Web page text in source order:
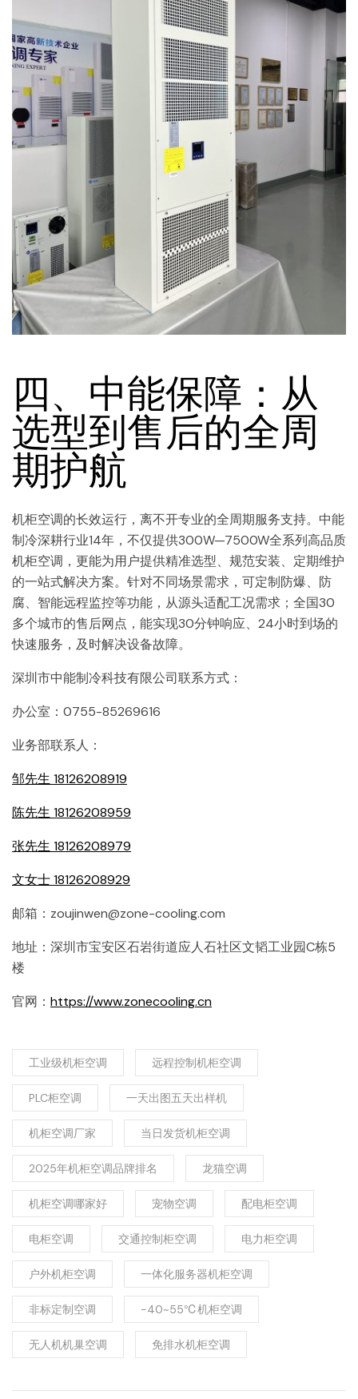
四、中能保障：从
选型到售后的全周
期护航
机柜空调的长效运行，离不开专业的全周期服务支持。中能
制冷深耕行业14年，不仅提供300W—7500W全系列高品质
机柜空调，更能为用户提供精准选型、规范安装、定期维护
的一站式解决方案。针对不同场景需求，可定制防爆、防
腐、智能远程监控等功能，从源头适配工况需求；全国30
多个城市的售后网点，能实现30分钟响应、24小时到场的
快速服务，及时解决设备故障。
深圳市中能制冷科技有限公司联系方式：
办公室：0755-85269616
业务部联系人：
邹先生 18126208919
陈先生 18126208959
张先生 18126208979
文女士 18126208929
邮箱：zoujinwen@zone-cooling.com
地址：深圳市宝安区石岩街道应人石社区文韬工业园C栋5
楼
官网： https://www.zonecooling.cn
工业级机柜空调 远程控制机柜空调
PLC柜空调 一天出图五天出样机
机柜空调厂家 当日发货机柜空调
2025年机柜空调品牌排名 龙猫空调
机柜空调哪家好 宠物空调 配电柜空调
电柜空调 交通控制柜空调 电力柜空调
户外机柜空调 一体化服务器机柜空调
非标定制空调 -40~55℃机柜空调
无人机机巢空调 免排水机柜空调